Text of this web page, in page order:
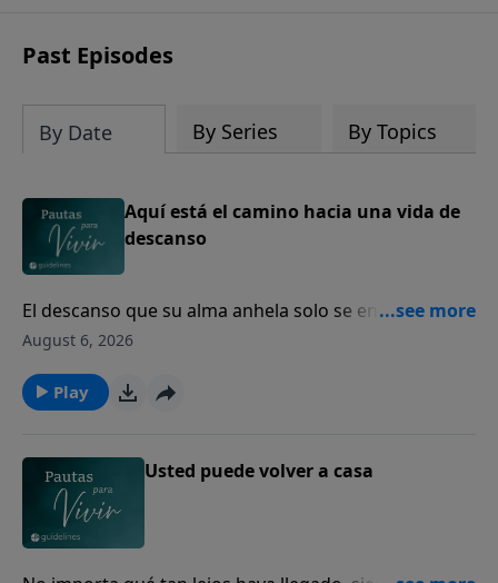
Past Episodes
By Date By Series By Topics
Aquí está el camino hacia una vida de
descanso
El descanso que su alma anhela solo se encuentra en
Dios.
August 6, 2026
Play
Usted puede volver a casa